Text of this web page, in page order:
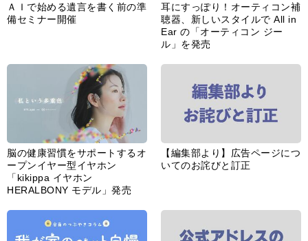
ＡＩで始める遺言を書く前の準
備セミナー開催
耳にすっぽり！オーティコン補
聴器、新しいスタイルで All in
Ear の「オーティコン ジー
ル」を発売
脳の健康習慣をサポートするオ
ープンイヤー型イヤホン
「kikippa イヤホン
HERALBONY モデル」発売
【編集部より】広告ページにつ
いてのお詫びと訂正